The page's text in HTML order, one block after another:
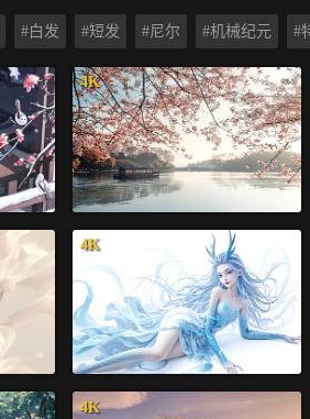
#白发 #短发 #尼尔 #机械纪元 #
4K
4K
4K